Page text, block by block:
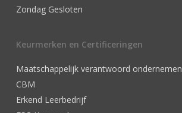
Zondag Gesloten
Keurmerken en Certificeringen
Maatschappelijk verantwoord ondernemen
CBM
Erkend Leerbedrijf